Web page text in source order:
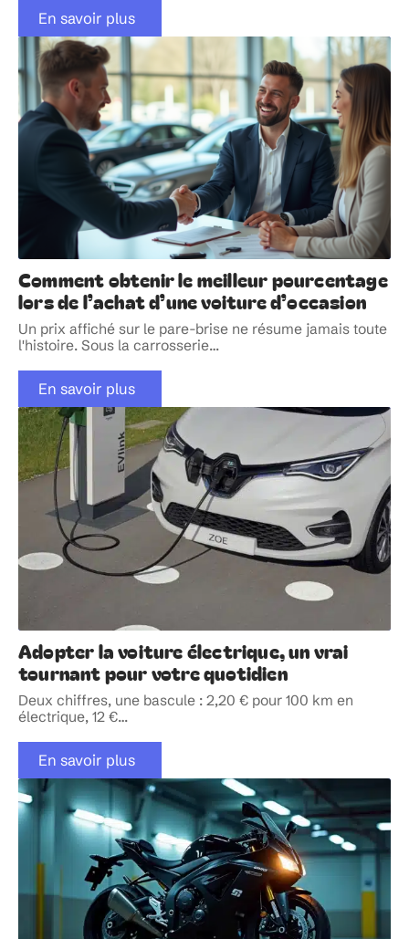
En savoir plus
Comment obtenir le meilleur pourcentage
lors de l’achat d’une voiture d’occasion
Un prix affiché sur le pare-brise ne résume jamais toute
l'histoire. Sous la carrosserie…
En savoir plus
Adopter la voiture électrique, un vrai
tournant pour votre quotidien
Deux chiffres, une bascule : 2,20 € pour 100 km en
électrique, 12 €…
En savoir plus